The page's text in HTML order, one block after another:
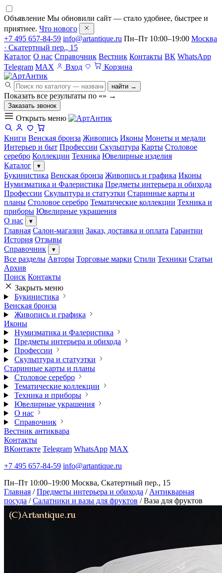
Объявление Мы обновили сайт — стало удобнее, быстрее и
приятнее. Что нового
+7 495 657-84-59 info@artantique.ru Пн–Пт 10:00–19:00 Москва
· Скатертный пер., 15
Каталог О нас Справочник Вестник Контакты ВК WhatsApp
Telegram MAX Вход Корзина
найти →
Показать все результаты по «» →
Заказать звонок
Открыть меню
Книги Венская бронза Живопись Иконы Монеты и медали
Интерьер и быт Профессии Скульптура Карты Столовое
серебро Коллекции Техника Ювелирные изделия
Каталог
▾
Букинистика Венская бронза Живопись и графика Иконы
Нумизматика и Фалеристика Предметы интерьера и обихода
Профессии Скульптура и статуэтки Старинные карты и
планы Столовое серебро Тематические коллекции Техника и
приборы Ювелирные украшения
О нас
▾
Главная Салон-магазин Заказ, доставка и оплата Гарантии
История Отзывы
Справочник
▾
Все разделы Авторы Торговые марки Стили Техники Статьи
Архив
Поиск Контакты
Закрыть меню
Букинистика
Венская бронза
Живопись и графика
Иконы
Нумизматика и Фалеристика
Предметы интерьера и обихода
Профессии
Скульптура и статуэтки
Старинные карты и планы
Столовое серебро
Тематические коллекции
Техника и приборы
Ювелирные украшения
О нас
Справочник
Вестник антиквара
Контакты
ВКонтакте Telegram WhatsApp MAX
+7 495 657-84-59 info@artantique.ru
Пн–Пт 10:00–19:00 Москва, Скатертный пер., 15
Главная / Предметы интерьера и обихода / Антикварная
посуда / Салатники и вазы для фруктов / Ваза для фруктов